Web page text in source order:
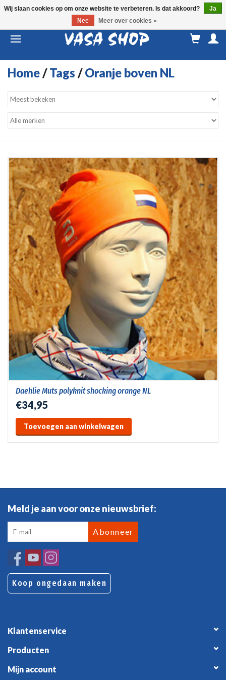
Home/Tags /Oranje boven NL
Daehlie Muts polyknit shocking orange NL
€34,95
Toevoegen aan winkelwagen
Meld je aan voor onze nieuwsbrief:
Abonneer
Koop ongedaan maken
Klantenservice
Producten
Mijn account
Wij slaan cookies op om onze website te verbeteren. Is dat akkoord?
Ja
Nee
Meer over cookies »